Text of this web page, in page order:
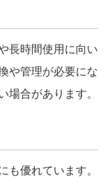
長時間使用に向い
や管理が必要にな
場合があります。
も優れています。